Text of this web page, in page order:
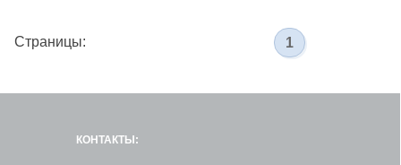
Страницы: 1
КОНТАКТЫ: